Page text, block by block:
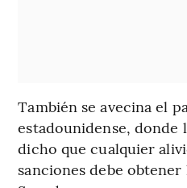
También se avecina el
estadounidense, donde
dicho que cualquier
sanciones debe